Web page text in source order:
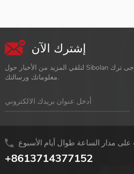
إشترك الآن
لتلقي المزيد من الأخبار حول Sibolan أو معلومات أكثر قيمة ، يرجى ترك
معلوماتك ورسالتك.
+8613714377152